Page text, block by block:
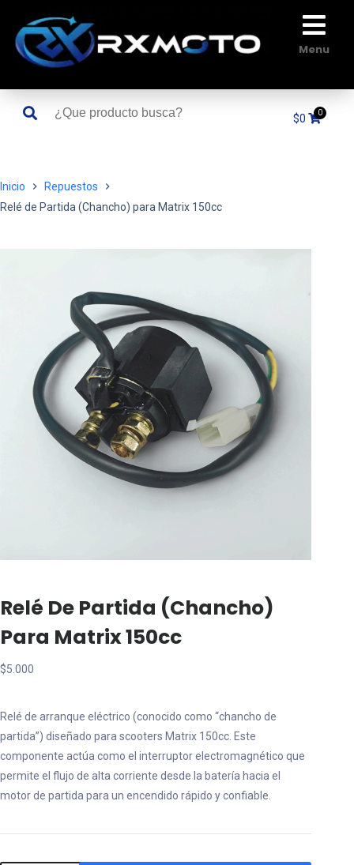
contenido
Menu
$0
Inicio
Repuestos
Relé de Partida (Chancho) para Matrix 150cc
Relé De Partida (Chancho)
Para Matrix 150cc
$5.000
Relé de arranque eléctrico (conocido como “chancho de
partida”) diseñado para scooters Matrix 150cc. Este
componente actúa como el interruptor electromagnético que
permite el flujo de alta corriente desde la batería hacia el
motor de partida para un encendido rápido y confiable.